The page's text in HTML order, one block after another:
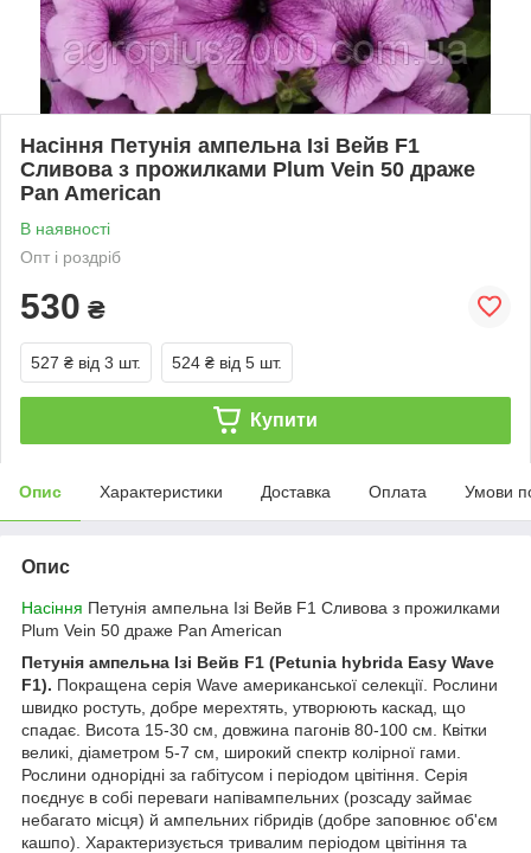
Насіння Петунія ампельна Ізі Вейв F1
Сливова з прожилками Plum Vein 50 драже
Pan American
В наявності
Опт і роздріб
530 ₴
527 ₴ від 3 шт. 524 ₴ від 5 шт.
Купити
Опис Характеристики Доставка Оплата Умови
Опис
Насіння Петунія ампельна Ізі Вейв F1 Сливова з прожилками
Plum Vein 50 драже Pan American
Петунія ампельна Ізі Вейв F1 (Petunia hybrida Easy Wave
F1). Покращена серія Wave американської селекції. Рослини
швидко ростуть, добре мерехтять, утворюють каскад, що
спадає. Висота 15-30 см, довжина пагонів 80-100 см. Квітки
великі, діаметром 5-7 см, широкий спектр колірної гами.
Рослини однорідні за габітусом і періодом цвітіння. Серія
поєднує в собі переваги напівампельних (розсаду займає
небагато місця) й ампельних гібридів (добре заповнює об'єм
кашпо). Характеризується тривалим періодом цвітіння та